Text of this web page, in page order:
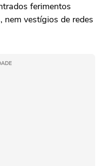
ferimentos
nem vestígios de redes